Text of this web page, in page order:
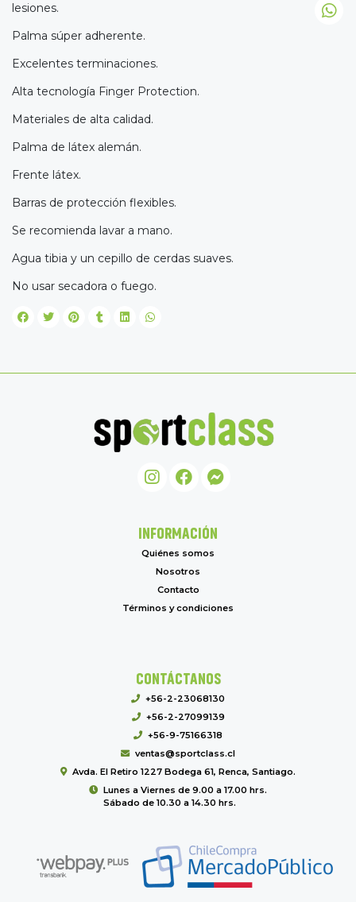
lesiones.
Palma súper adherente.
Excelentes terminaciones.
Alta tecnología Finger Protection.
Materiales de alta calidad.
Palma de látex alemán.
Frente látex.
Barras de protección flexibles.
Se recomienda lavar a mano.
Agua tibia y un cepillo de cerdas suaves.
No usar secadora o fuego.
INFORMACIÓN
Quiénes somos
Nosotros
Contacto
Términos y condiciones
CONTÁCTANOS
+56-2-23068130
+56-2-27099139
+56-9-75166318
ventas@sportclass.cl
Avda. El Retiro 1227 Bodega 61, Renca, Santiago.
Lunes a Viernes de 9.00 a 17.00 hrs.
Sábado de 10.30 a 14.30 hrs.